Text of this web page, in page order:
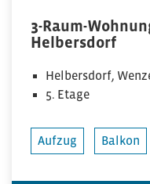
3-Raum-
Helbersdorf
Helbersdorf,
5. Etage
Aufzug Balkon